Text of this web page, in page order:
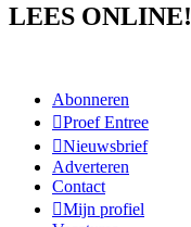
LEES ONLINE!
Abonneren
Proef Entree
Nieuwsbrief
Adverteren
Contact
Mijn profiel